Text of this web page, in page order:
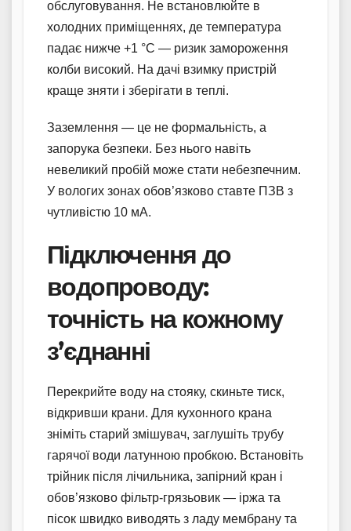
обслуговування. Не встановлюйте в
холодних приміщеннях, де температура
падає нижче +1 °C — ризик замороження
колби високий. На дачі взимку пристрій
краще зняти і зберігати в теплі.
Заземлення — це не формальність, а
запорука безпеки. Без нього навіть
невеликий пробій може стати небезпечним.
У вологих зонах обов’язково ставте ПЗВ з
чутливістю 10 мА.
Підключення до
водопроводу:
точність на кожному
з’єднанні
Перекрийте воду на стояку, скиньте тиск,
відкривши крани. Для кухонного крана
зніміть старий змішувач, заглушіть трубу
гарячої води латунною пробкою. Встановіть
трійник після лічильника, запірний кран і
обов’язково фільтр-грязьовик — іржа та
пісок швидко виводять з ладу мембрану та